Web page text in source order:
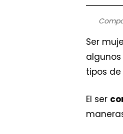
Ser
tipos
El ser